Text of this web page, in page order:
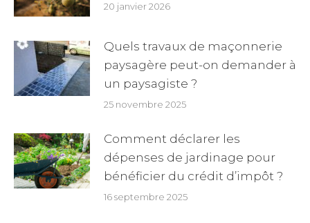
20 janvier 2026
Quels travaux de maçonnerie
paysagère peut-on demander à
un paysagiste ?
25 novembre 2025
Comment déclarer les
dépenses de jardinage pour
bénéficier du crédit d’impôt ?
16 septembre 2025